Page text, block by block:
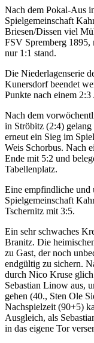
Nach dem Pokal-Aus
Spielgemeinschaft
Briesen/Dissen viel
FSV Spremberg 1895,
nur 1:1 stand.
Die Niederlagenserie
Kunersdorf beendet
Punkte nach einem
Nach dem
in Ströbitz (2:4)
erneut ein Sieg im
Weis Schorbus. Nach
Ende mit 5:2 und
Tabellenplatz.
Eine empfindliche und
Spielgemeinschaft
Tschernitz mit 3:5.
Ein sehr schwaches
Branitz. Die
zu Gast, der noch
endgültig zu sichern.
durch Nico Kruse
Sebastian Linow aus,
gehen (40., Sten Ole
Nachspielzeit (90+5)
Ausgleich, als
in das eigene Tor